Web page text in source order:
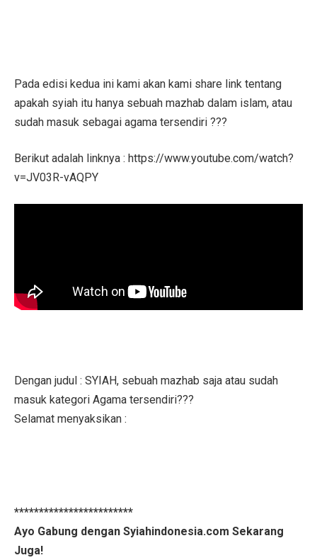
Pada edisi kedua ini kami akan kami share link tentang
apakah syiah itu hanya sebuah mazhab dalam islam, atau
sudah masuk sebagai agama tersendiri ???
Berikut adalah linknya : https://www.youtube.com/watch?
v=JV03R-vAQPY
Dengan judul : SYIAH, sebuah mazhab saja atau sudah
masuk kategori Agama tersendiri???
Selamat menyaksikan :
************************
Ayo Gabung dengan Syiahindonesia.com Sekarang
Juga!